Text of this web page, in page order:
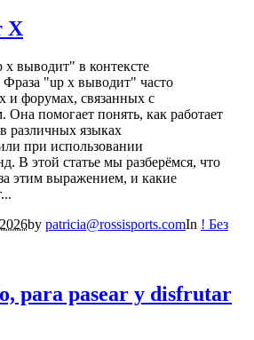
X
x выводит" в контексте
"up x выводит" часто
и форумах, связанных с
помогает понять, как работает
различных языках
при использовании
В этой статье мы разберёмся, что
этим выражением, и какие
by patricia@rossisports.comIn ! Без
para pasear y disfrutar